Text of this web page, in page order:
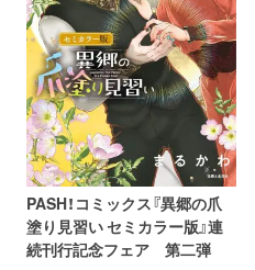
PASH！コミックス『異郷の爪
塗り見習い セミカラー版』連
続刊行記念フェア 第二弾